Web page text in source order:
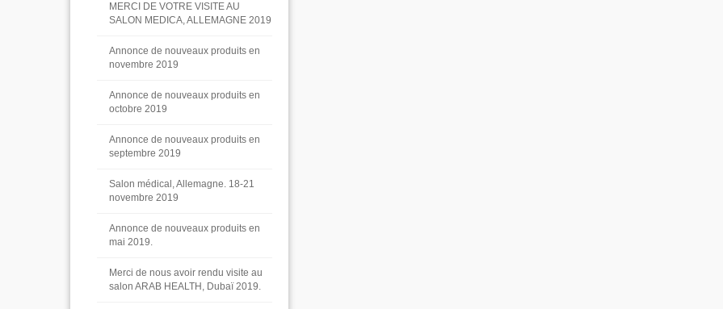
MERCI DE VOTRE VISITE AU
SALON MEDICA, ALLEMAGNE 2019
Annonce de nouveaux produits en
novembre 2019
Annonce de nouveaux produits en
octobre 2019
Annonce de nouveaux produits en
septembre 2019
Salon médical, Allemagne. 18-21
novembre 2019
Annonce de nouveaux produits en
mai 2019.
Merci de nous avoir rendu visite au
salon ARAB HEALTH, Dubaï 2019.